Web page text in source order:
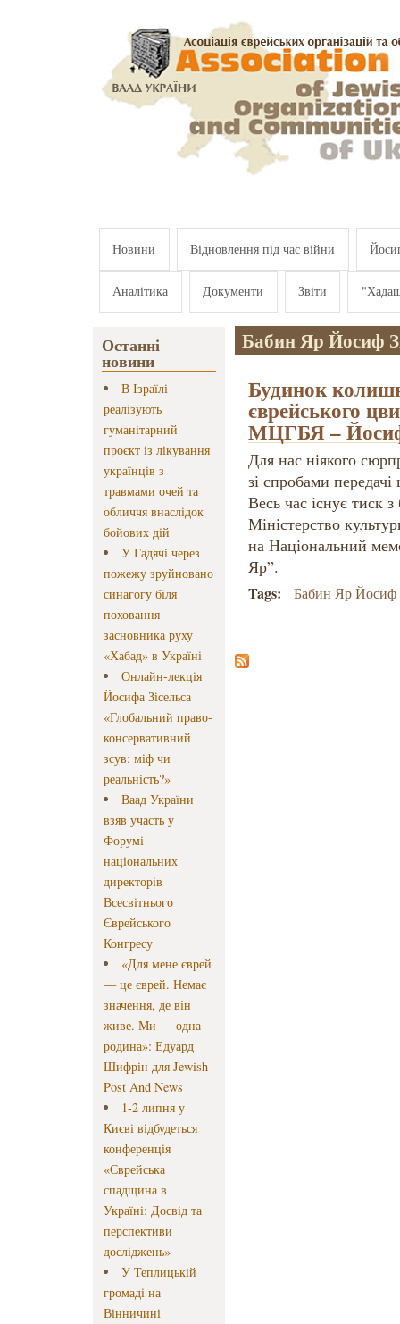
Новини Відновлення під час війни
Аналітика Документи Звіти
Останні
новини
В Ізраїлі
реалізують
гуманітарний
проєкт із лікування
українців з
травмами очей та
обличчя внаслідок
бойових дій
У Гадячі через
пожежу зруйновано
синагогу біля
поховання
засновника руху
«Хабад» в Україні
Онлайн-лекція
Йосифа Зісельса
«Глобальний право-
консервативний
зсув: міф чи
реальність?»
Ваад України
взяв участь у
Форумі
національних
директорів
Всесвітнього
Єврейського
Конгресу
«Для мене єврей
— це єврей. Немає
значення, де він
живе. Ми — одна
родина»: Едуард
Шифрін для Jewish
Post And News
1-2 липня у
Києві відбудеться
конференція
«Єврейська
спадщина в
Україні: Досвід та
перспективи
досліджень»
У Теплицькій
громаді на
Вінничині
Бабин Яр Йосиф
Будинок
єврейського
МЦГБЯ – Йосиф
Для нас ніякого
зі спробами
Весь час існує тиск
Міністерство
на Національний
Яр”.
Tags: Бабин Яр Йосиф